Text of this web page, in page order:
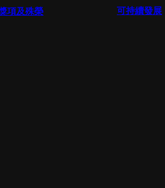
項及殊榮 可持續發展